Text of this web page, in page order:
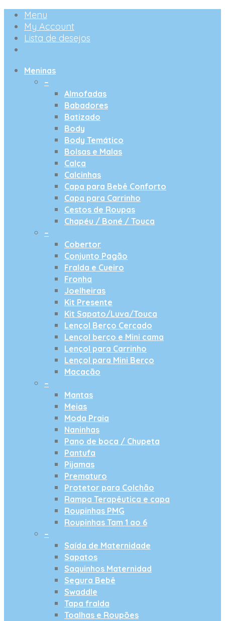
Menu
My Account
Lista de desejos
Meninas
–
Almofadas
Babadores
Batizado
Body
Body Temático
Bolsas e Malas
Calça
Calcinhas
Capa para Bebê Conforto
Capa para Carrinho
Cestos de Roupas
Chapéu / Boné / Touca
–
Cobertor
Conjunto Pagão
Fralda e Cueiro
Fronha
Joelheiras
Kit Presente
Kit Sapato/Luva/Touca
Lençol Berço Cercado
Lençol berço e Mini cama
Lençol para Carrinho
Lençol para Mini Berço
Macacão
–
Mantas
Meias
Moda Praia
Naninhas
Pano de boca / Chupeta
Pantufa
Pijamas
Prematuro
Protetor para Colchão
Rampa Terapêutica e capa
Roupinhas PMG
Roupinhas Tam 1 ao 6
–
Saída de Maternidade
Sapatos
Saquinhos Maternidad
Segura Bebê
Swaddle
Tapa fralda
Toalhas e Roupões